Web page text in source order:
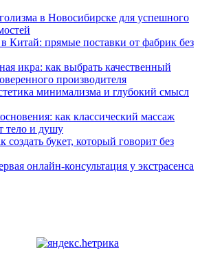
в Новосибирске для успешного
Китай: прямые поставки от фабрик без
икра: как выбрать качественный
производителя
минимализма и глубокий смысл
как классический массаж
тело и душу
создать букет, который говорит без
онлайн-консультация у экстрасенса